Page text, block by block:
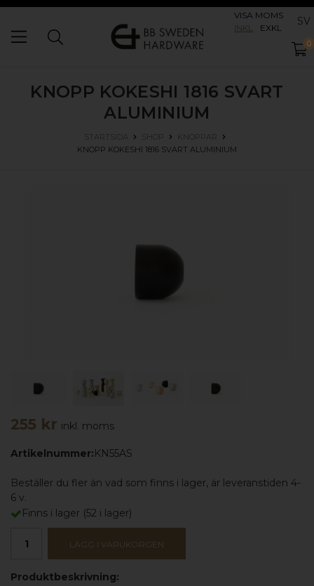
VISA MOMS
INKL
EXKL SV
0
KNOPP KOKESHI 1816 SVART
ALUMINIUM
STARTSIDA SHOP
KNOPPAR
KNOPP KOKESHI 1816 SVART ALUMINIUM
255 kr inkl. moms
Artikelnummer: KN55AS
Beställer du fler än vad som finns i lager, är leveranstiden 4-
6 v.
Finns i lager (52 i lager)
LÄGG I VARUKORGEN
Produktbeskrivning: